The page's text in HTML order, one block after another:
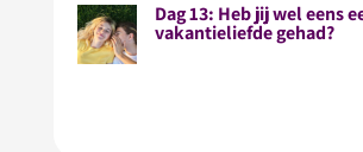
Dag 13: Heb jij wel eens
vakantieliefde gehad?